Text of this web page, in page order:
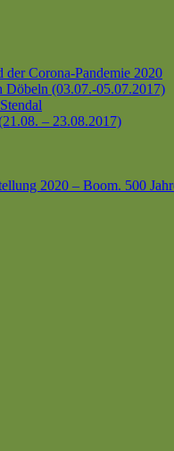
der Corona-Pandemie 2020
Döbeln (03.07.-05.07.2017)
– 23.08.2017)
2020 – Boom. 500